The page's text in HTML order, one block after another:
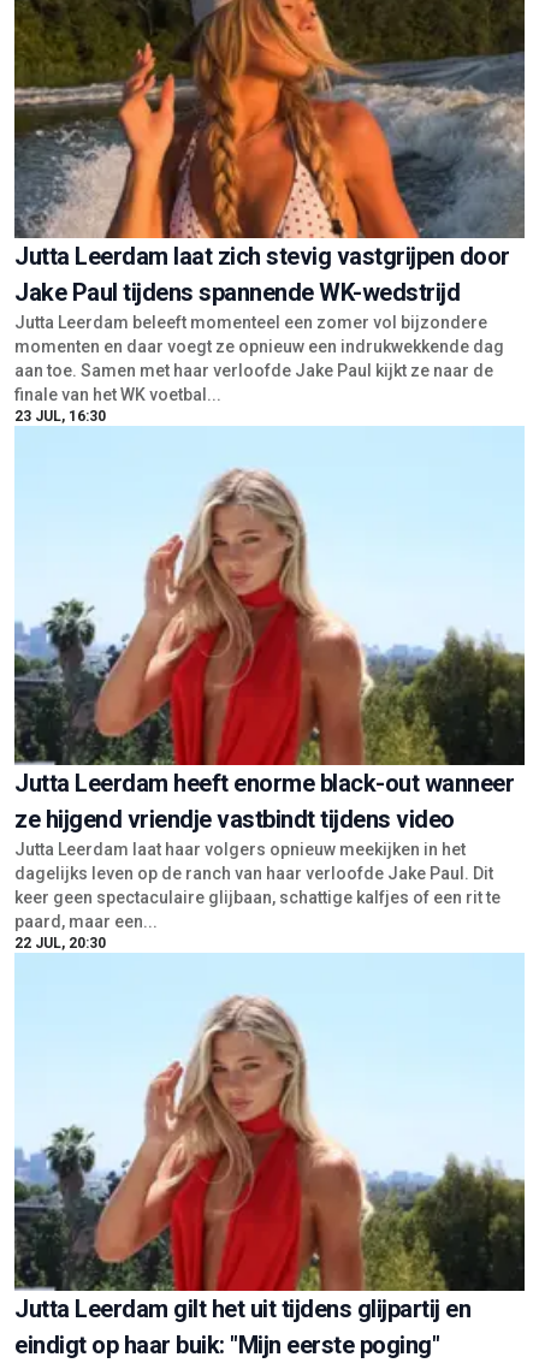
Jutta Leerdam laat zich stevig vastgrijpen door
Jake Paul tijdens spannende WK-wedstrijd
Jutta Leerdam beleeft momenteel een zomer vol bijzondere
momenten en daar voegt ze opnieuw een indrukwekkende dag
aan toe. Samen met haar verloofde Jake Paul kijkt ze naar de
finale van het WK voetbal...
23 JUL, 16:30
Jutta Leerdam heeft enorme black-out wanneer
ze hijgend vriendje vastbindt tijdens video
Jutta Leerdam laat haar volgers opnieuw meekijken in het
dagelijks leven op de ranch van haar verloofde Jake Paul. Dit
keer geen spectaculaire glijbaan, schattige kalfjes of een rit te
paard, maar een...
22 JUL, 20:30
Jutta Leerdam gilt het uit tijdens glijpartij en
eindigt op haar buik: "Mijn eerste poging"